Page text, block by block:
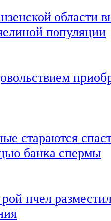
области
популяции
стараются
банка спермы
пчел